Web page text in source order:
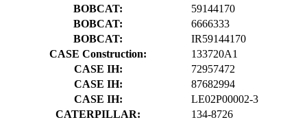
BOBCAT:
59144170
BOBCAT:
6666333
BOBCAT:
IR59144170
CASE Construction:
133720A1
CASE IH:
72957472
CASE IH:
87682994
CASE IH:
LE02P00002-3
CATERPILLAR:
134-8726